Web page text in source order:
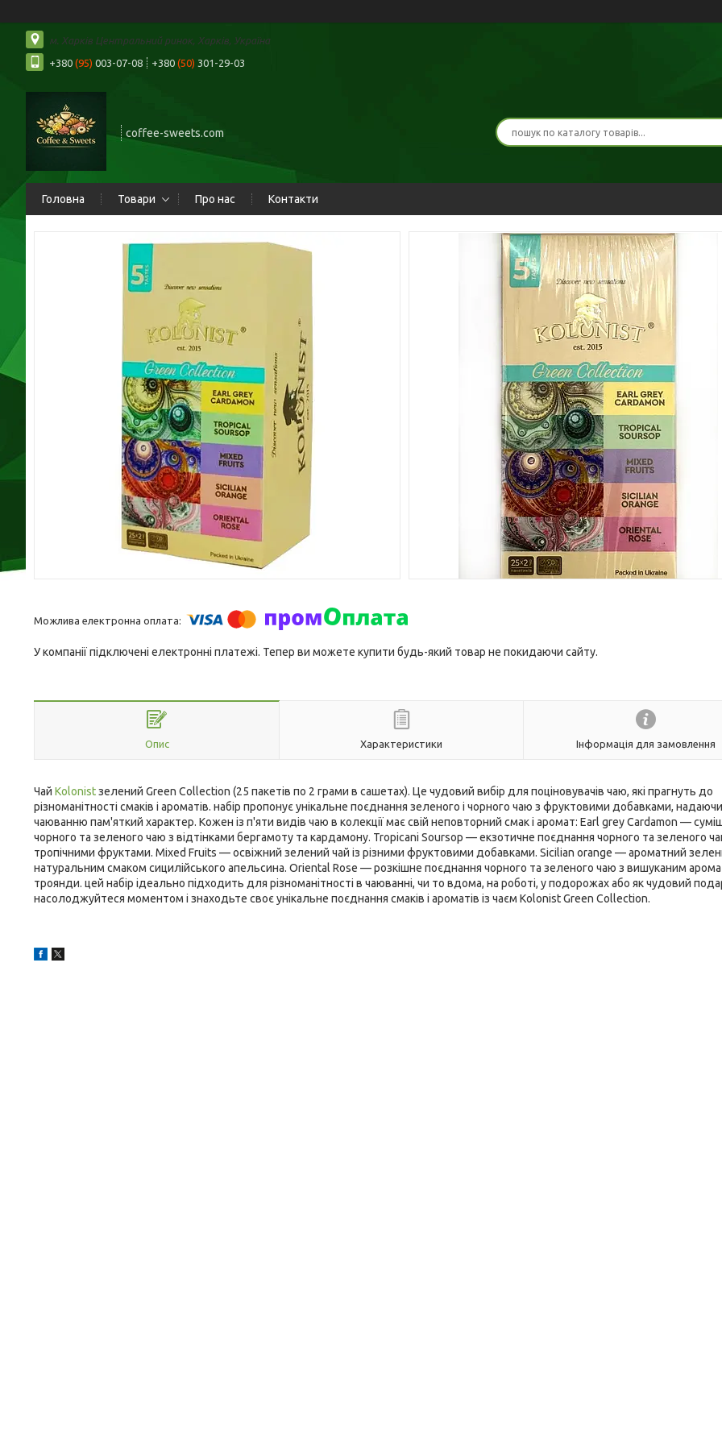
м. Харків Центральний ринок, Харків, Україна
+380 (95) 003-07-08 +380 (50) 301-29-03
coffee-sweets.com
Головна Товари Про нас Контакти
У компанії підключені електронні платежі. Тепер ви можете купити будь-який товар не покидаючи сайту.
Опис Характеристики Інформація для замовлення
Чай Kolonistзелений Green Collection (25 пакетів по 2 грами в сашетах). Це чудовий вибір для поціновувачів чаю, які прагнуть до
різноманітності смаків і ароматів. набір пропонує унікальне поєднання зеленого і чорного чаю з фруктовими добавками, надаючи
чаюванню пам'яткий характер. Кожен із п'яти видів чаю в колекції має свій неповторний смак і аромат: Earl grey Cardamon —
чорного та зеленого чаю з відтінками бергамоту та кардамону. Tropicani Soursop — екзотичне поєднання чорного та зеленого
тропічними фруктами. Mixed Fruits — освіжний зелений чай із різними фруктовими добавками. Sicilian orange — ароматний
натуральним смаком сицилійського апельсина. Oriental Rose — розкішне поєднання чорного та зеленого чаю з вишуканим
троянди. цей набір ідеально підходить для різноманітності в чаюванні, чи то вдома, на роботі, у подорожах або як чудовий
насолоджуйтеся моментом і знаходьте своє унікальне поєднання смаків і ароматів із чаєм Kolonist Green Collection.